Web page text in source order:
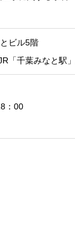
ビル5階
「千葉みなと駅
：00